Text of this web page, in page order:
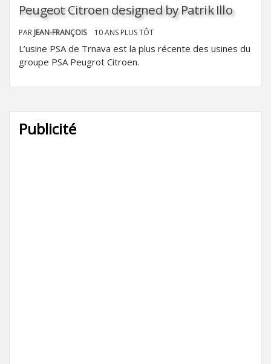
Peugeot Citroen designed by Patrik Illo
PAR JEAN-FRANÇOIS 10 ANS PLUS TÔT
L’usine PSA de Trnava est la plus récente des usines du
groupe PSA Peugrot Citroen.
Publicité